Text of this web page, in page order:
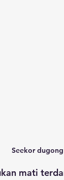
Seekor
mati